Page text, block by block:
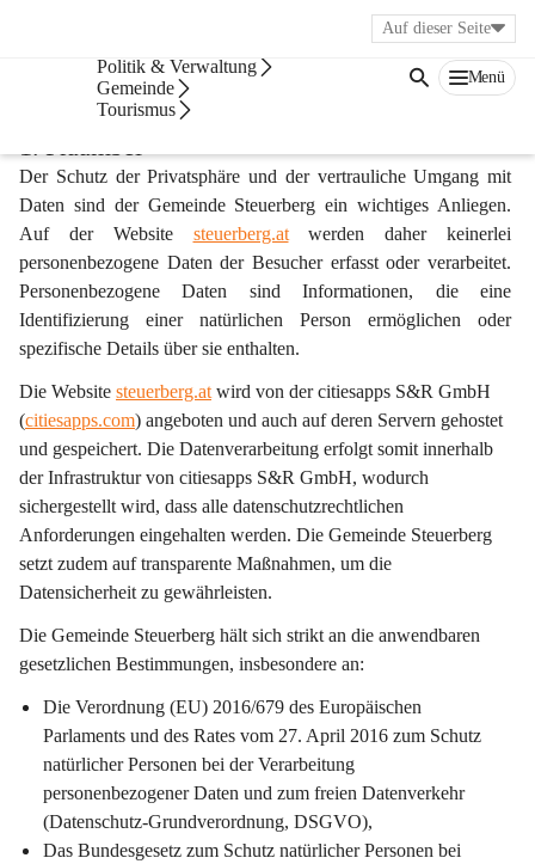
Politik & Verwaltung
Gemeinde
Tourismus
Menü
Auf dieser Seite
Datenschutzerklärung
1. Präambel
Der Schutz der Privatsphäre und der vertrauliche Umgang mit
Daten sind der Gemeinde Steuerberg ein wichtiges Anliegen.
Auf der Website steuerberg.at werden daher keinerlei
personenbezogene Daten der Besucher erfasst oder verarbeitet.
Personenbezogene Daten sind Informationen, die eine
Identifizierung einer natürlichen Person ermöglichen oder
spezifische Details über sie enthalten.
Die Website steuerberg.at wird von der citiesapps S&R GmbH
(citiesapps.com) angeboten und auch auf deren Servern gehostet
und gespeichert. Die Datenverarbeitung erfolgt somit innerhalb
der Infrastruktur von citiesapps S&R GmbH, wodurch
sichergestellt wird, dass alle datenschutzrechtlichen
Anforderungen eingehalten werden. Die Gemeinde Steuerberg
setzt zudem auf transparente Maßnahmen, um die
Datensicherheit zu gewährleisten.
Die Gemeinde Steuerberg hält sich strikt an die anwendbaren
gesetzlichen Bestimmungen, insbesondere an:
Die Verordnung (EU) 2016/679 des Europäischen
Parlaments und des Rates vom 27. April 2016 zum Schutz
natürlicher Personen bei der Verarbeitung
personenbezogener Daten und zum freien Datenverkehr
(Datenschutz-Grundverordnung, DSGVO),
Das Bundesgesetz zum Schutz natürlicher Personen bei